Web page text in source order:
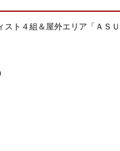
ト４組＆屋外エリア「ＡＳ